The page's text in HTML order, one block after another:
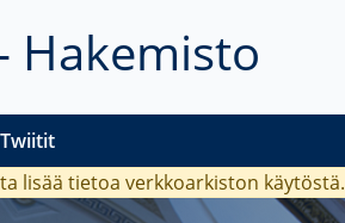
Hakemisto
Twiitit
lisää tietoa verkkoarkiston käytöstä.